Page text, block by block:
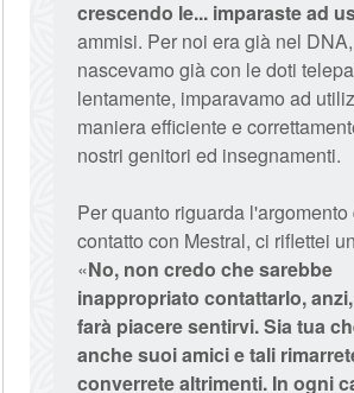
crescendo le... imparaste ad
ammisi. Per noi era già nel DNA,
nascevamo già con le doti
lentamente, imparavamo ad
maniera efficiente e
nostri genitori ed insegnamenti.
Per quanto riguarda l'argomento
contatto con Mestral, ci riflettei
«No, non credo che sarebbe
inappropriato contattarlo,
farà piacere sentirvi. Sia tua
anche suoi amici e tali
converrete altrimenti. In ogni